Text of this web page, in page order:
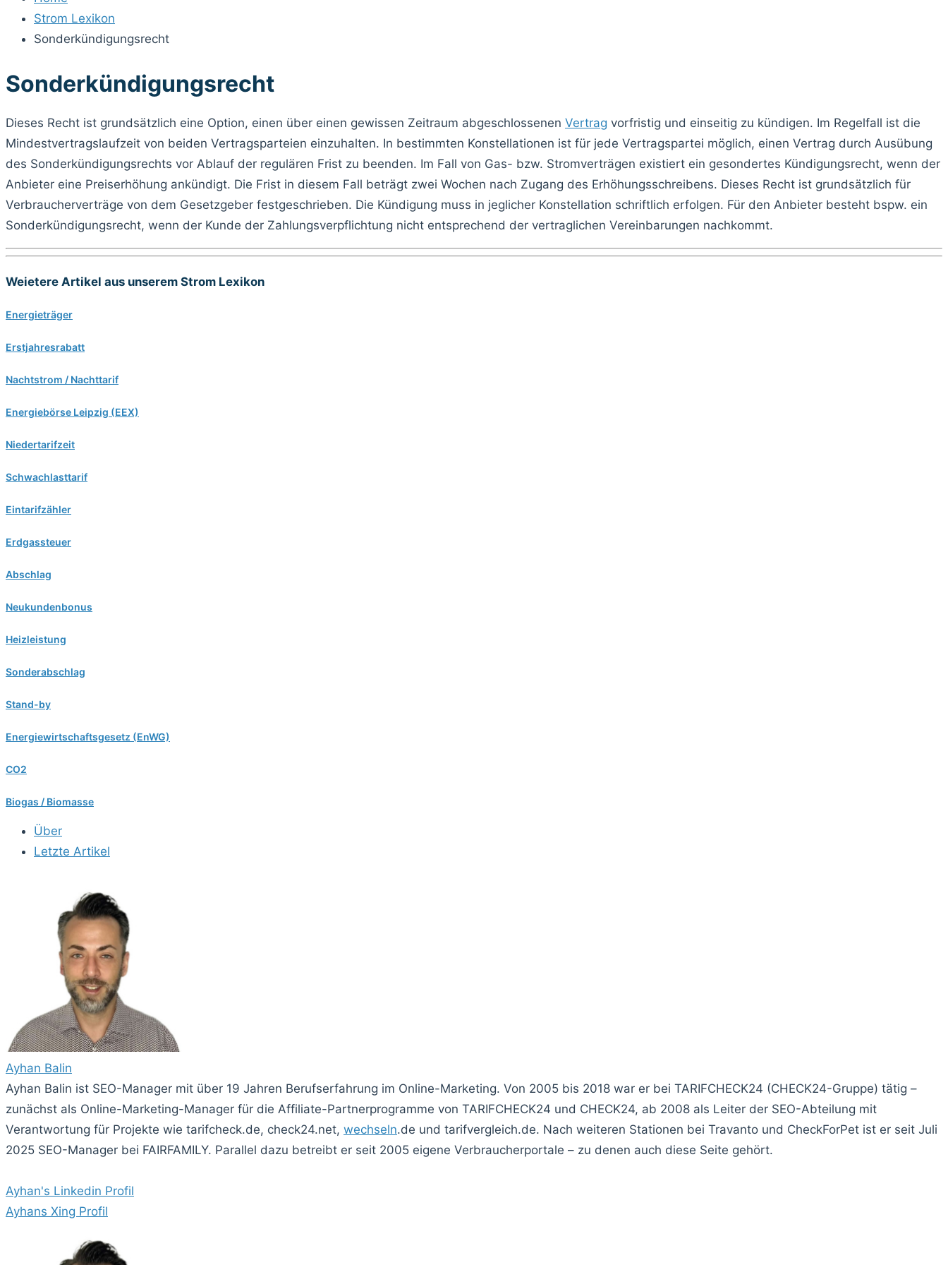
Strom Lexikon
Sonderkündigungsrecht
Sonderkündigungsrecht
Dieses Recht ist grundsätzlich eine Option, einen über einen gewissen Zeitraum abgeschlossenen Vertrag vorfristig und einseitig zu kündigen. Im Regelfall ist die
Mindestvertragslaufzeit von beiden Vertragsparteien einzuhalten. In bestimmten Konstellationen ist für jede Vertragspartei möglich, einen Vertrag durch Ausübung
des Sonderkündigungsrechts vor Ablauf der regulären Frist zu beenden. Im Fall von Gas- bzw. Stromverträgen existiert ein gesondertes Kündigungsrecht, wenn der
Anbieter eine Preiserhöhung ankündigt. Die Frist in diesem Fall beträgt zwei Wochen nach Zugang des Erhöhungsschreibens. Dieses Recht ist grundsätzlich für
Verbraucherverträge von dem Gesetzgeber festgeschrieben. Die Kündigung muss in jeglicher Konstellation schriftlich erfolgen. Für den Anbieter besteht bspw. ein
Sonderkündigungsrecht, wenn der Kunde der Zahlungsverpflichtung nicht entsprechend der vertraglichen Vereinbarungen nachkommt.
Weietere Artikel aus unserem Strom Lexikon
Energieträger
Erstjahresrabatt
Nachtstrom / Nachttarif
Energiebörse Leipzig (EEX)
Niedertarifzeit
Schwachlasttarif
Eintarifzähler
Erdgassteuer
Abschlag
Neukundenbonus
Heizleistung
Sonderabschlag
Stand-by
Energiewirtschaftsgesetz (EnWG)
CO2
Biogas / Biomasse
Über
Letzte Artikel
Ayhan Balin
Ayhan Balin ist SEO-Manager mit über 19 Jahren Berufserfahrung im Online-Marketing. Von 2005 bis 2018 war er bei TARIFCHECK24 (CHECK24-Gruppe) tätig –
zunächst als Online-Marketing-Manager für die Affiliate-Partnerprogramme von TARIFCHECK24 und CHECK24, ab 2008 als Leiter der SEO-Abteilung mit
Verantwortung für Projekte wie tarifcheck.de, check24.net, wechseln.de und tarifvergleich.de. Nach weiteren Stationen bei Travanto und CheckForPet ist er seit Juli
2025 SEO-Manager bei FAIRFAMILY. Parallel dazu betreibt er seit 2005 eigene Verbraucherportale – zu denen auch diese Seite gehört.
Ayhan's Linkedin Profil
Ayhans Xing Profil